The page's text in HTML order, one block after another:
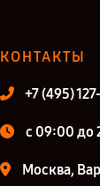
КОНТАКТЫ
+7 (495)
c 09:00 до
Москва,